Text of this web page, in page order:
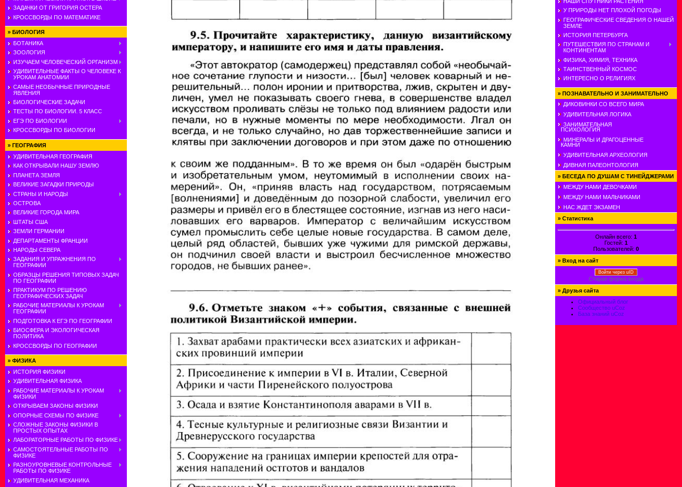
ЗАДАЧКИ ОТ ГРИГОРИЯ ОСТЕРА
КРОССВОРДЫ ПО МАТЕМАТИКЕ
» БИОЛОГИЯ
БОТАНИКА
ЗООЛОГИЯ
ИЗУЧАЕМ ЧЕЛОВЕЧЕСКИЙ ОРГАНИЗМ
УДИВИТЕЛЬНЫЕ ФАКТЫ О ЧЕЛОВЕКЕ К
УРОКАМ АНАТОМИИ
САМЫЕ НЕОБЫЧНЫЕ ПРИРОДНЫЕ
ЯВЛЕНИЯ
БИОЛОГИЧЕСКИЕ ЗАДАЧИ
ТЕСТЫ ПО БИОЛОГИИ. 5 КЛАСС
ЕГЭ ПО БИОЛОГИИ
КРОССВОРДЫ ПО БИОЛОГИИ
» ГЕОГРАФИЯ
УДИВИТЕЛЬНАЯ ГЕОГРАФИЯ
КАК ОТКРЫВАЛИ НАШУ ЗЕМЛЮ
ПЛАНЕТА ЗЕМЛЯ
ВЕЛИКИЕ ЗАГАДКИ ПРИРОДЫ
СТРАНЫ И НАРОДЫ
ОСТРОВА
ВЕЛИКИЕ ГОРОДА МИРА
ШТАТЫ США
ЗЕМЛИ ГЕРМАНИИ
ДЕПАРТАМЕНТЫ ФРАНЦИИ
НАРОДЫ СЕВЕРА
ЗАДАНИЯ И УПРАЖНЕНИЯ ПО
ГЕОГРАФИИ
ОБРАЗЦЫ РЕШЕНИЯ ТИПОВЫХ ЗАДАЧ
ПО ГЕОГРАФИИ
ПРАКТИКУМ ПО РЕШЕНИЮ
ГЕОГРАФИЧЕСКИХ ЗАДАЧ
РАБОЧИЕ МАТЕРИАЛЫ К УРОКАМ
ГЕОГРАФИИ
ПОДГОТОВКА К ЕГЭ ПО ГЕОГРАФИИ
БИОСФЕРА И ЭКОЛОГИЧЕСКАЯ
ПОЛИТИКА
КРОССВОРДЫ ПО ГЕОГРАФИИ
» ФИЗИКА
ИСТОРИЯ ФИЗИКИ
УДИВИТЕЛЬНАЯ ФИЗИКА
РАБОЧИЕ МАТЕРИАЛЫ К УРОКАМ
ФИЗИКИ
ОТКРЫВАЕМ ЗАКОНЫ ФИЗИКИ
ОПОРНЫЕ СХЕМЫ ПО ФИЗИКЕ
СЛОЖНЫЕ ЗАКОНЫ ФИЗИКИ В
ПРОСТЫХ ОПЫТАХ
ЛАБОРАТОРНЫЕ РАБОТЫ ПО ФИЗИКЕ
САМОСТОЯТЕЛЬНЫЕ РАБОТЫ ПО
ФИЗИКЕ
РАЗНОУРОВНЕВЫЕ КОНТРОЛЬНЫЕ
РАБОТЫ ПО ФИЗИКЕ
УДИВИТЕЛЬНАЯ МЕХАНИКА
У ПРИРОДЫ НЕТ ПЛОХОЙ ПОГОДЫ
ГЕОГРАФИЧЕСКИЕ СВЕДЕНИЯ О НАШЕЙ
ЗЕМЛЕ
ИСТОРИЯ ПЕТЕРБУРГА
ПУТЕШЕСТВИЯ ПО СТРАНАМ И
КОНТИНЕНТАМ
ФИЗИКА, ХИМИЯ, ТЕХНИКА
ТАИНСТВЕННЫЙ КОСМОС
ИНТЕРЕСНО О РЕЛИГИЯХ
» ПОЗНАВАТЕЛЬНО И ЗАНИМАТЕЛЬНО
ДИКОВИНКИ СО ВСЕГО МИРА
УДИВИТЕЛЬНАЯ ЛОГИКА
ЗАНИМАТЕЛЬНАЯ
ПСИХОЛОГИЯ
МИНЕРАЛЫ И ДРАГОЦЕННЫЕ
КАМНИ
УДИВИТЕЛЬНАЯ АРХЕОЛОГИЯ
ДИВНАЯ ПАЛЕОНТОЛОГИЯ
» БЕСЕДА ПО ДУШАМ С ТИНЕЙДЖЕРАМИ
МЕЖДУ НАМИ ДЕВОЧКАМИ
МЕЖДУ НАМИ МАЛЬЧИКАМИ
НАС ЖДЕТ ЭКЗАМЕН
» Статистика
Онлайн всего: 1
Гостей: 1
Пользователей: 0
» Вход на сайт
Войти через uID
Старая форма входа
» Друзья сайта
Официальный блог
Сообщество uCoz
База знаний uCoz